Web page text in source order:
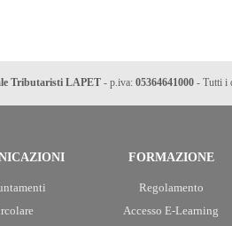
Tributaristi LAPET - p.iva: 05364641000 - Tutti i
FORMAZIONE
Regolamento
Accesso E-Learning